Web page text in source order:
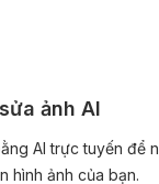
ảnh AI
AI trực tuyến để
hình ảnh của bạn.